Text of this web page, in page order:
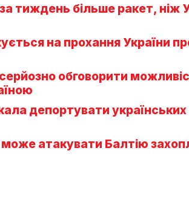
тиждень більше ракет, ніж
на прохання України
обговорити
депортувати українських
може атакувати Балтію